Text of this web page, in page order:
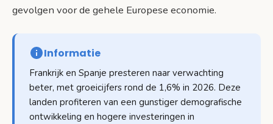
gevolgen voor de gehele Europese economie.
Informatie
Frankrijk en Spanje presteren naar verwachting
beter, met groeicijfers rond de 1,6% in 2026. Deze
landen profiteren van een gunstiger demografische
ontwikkeling en hogere investeringen in